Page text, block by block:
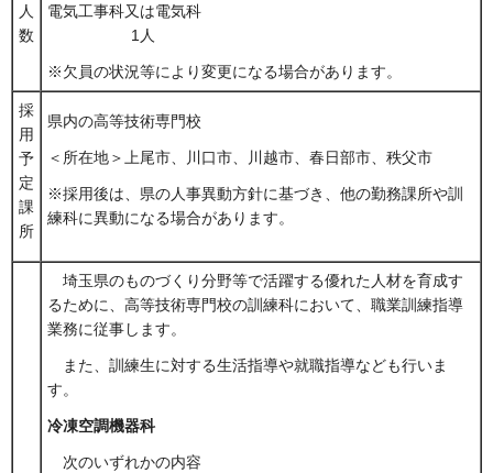
人
数
電気工事科又は電気科
1人
※欠員の状況等により変更になる場合があります。
採
用
予
定
課
所
県内の高等技術専門校
＜所在地＞上尾市、川口市、川越市、春日部市、秩父市
※採用後は、県の人事異動方針に基づき、他の勤務課所や訓
練科に異動になる場合があります。
埼玉県のものづくり分野等で活躍する優れた人材を育成す
るために、高等技術専門校の訓練科において、職業訓練指導
業務に従事します。
また、訓練生に対する生活指導や就職指導なども行いま
す。
冷凍空調機器科
次のいずれかの内容